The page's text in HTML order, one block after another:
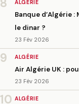
8 ALGÉRIE
Banque d’Algérie
le dinar ?
23 Fév 2026
9 ALGÉRIE
Air Algérie UK :
23 Fév 2026
10 ALGÉRIE